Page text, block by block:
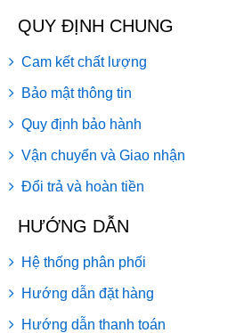
QUY ĐỊNH CHUNG
Cam kết chất lượng
Bảo mật thông tin
Quy định bảo hành
Vận chuyển và Giao nhận
Đổi trả và hoàn tiền
HƯỚNG DẪN
Hệ thống phân phối
Hướng dẫn đặt hàng
Hướng dẫn thanh toán